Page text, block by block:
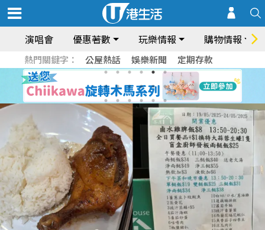
演唱會 優惠著數 玩樂情報 購物情報
熱門關鍵字： 公屋熱話 娛樂新聞 定期存款